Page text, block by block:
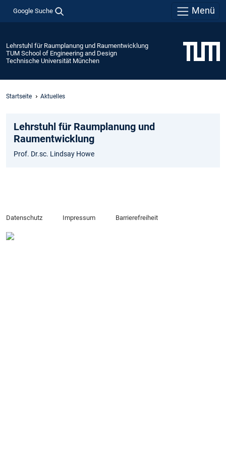
Google Suche Menü
Lehrstuhl für Raumplanung und Raumentwicklung
TUM School of Engineering and Design
Technische Universität München
Startseite Aktuelles
Lehrstuhl für Raumplanung und
Raumentwicklung
Prof. Dr.sc. Lindsay Howe
Datenschutz Impressum Barrierefreiheit